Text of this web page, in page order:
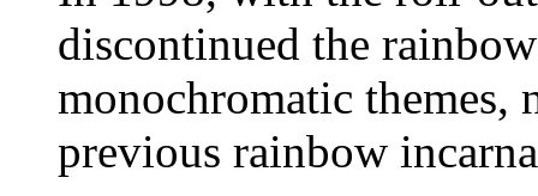
discontinued the
monochromatic themes,
previous rainbow